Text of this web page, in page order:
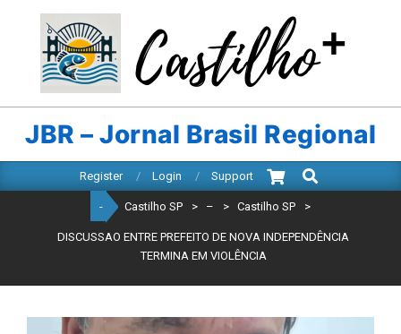
content
CASTILHO
SP
JBR – Jornal Brasil Regional
Navigation
Register Login Support
Search
- Castilho SP > – > Castilho SP >
DISCUSSAO ENTRE PREFEITO DE NOVA INDEPENDÊNCIA
TERMINA EM VIOLÊNCIA